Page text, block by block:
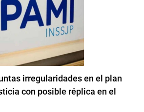
irregularidades en el plan
con posible réplica en el